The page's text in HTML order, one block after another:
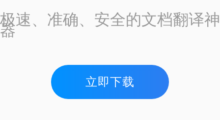
极速、准确、安全的文档翻译神
器
立即下载